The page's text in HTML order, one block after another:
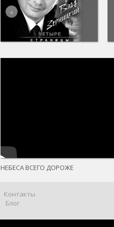
НЕБЕСА ВСЕГО ДОРОЖЕ
Контакты
Блог